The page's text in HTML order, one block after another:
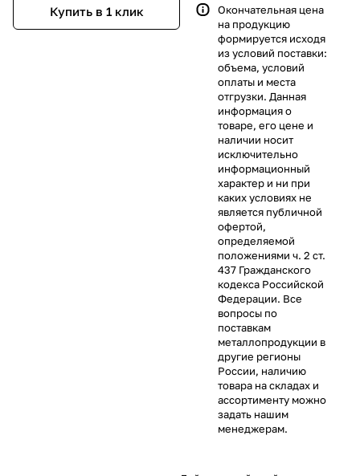
Купить в 1 клик
Окончательная цена
на продукцию
формируется исходя
из условий поставки:
объема, условий
оплаты и места
отгрузки. Данная
информация о
товаре, его цене и
наличии носит
исключительно
информационный
характер и ни при
каких условиях не
является публичной
офертой,
определяемой
положениями ч. 2 ст.
437 Гражданского
кодекса Российской
Федерации. Все
вопросы по
поставкам
металлопродукции в
другие регионы
России, наличию
товара на складах и
ассортименту можно
задать нашим
менеджерам.